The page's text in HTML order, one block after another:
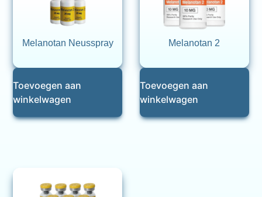
Melanotan Neusspray
Toevoegen aan
winkelwagen
Melanotan 2
Toevoegen aan
winkelwagen